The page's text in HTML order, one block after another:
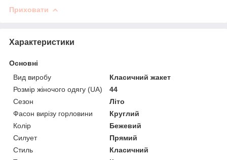
Приховати
Характеристики
Основні
Вид виробу
Класичний жакет
Розмір жіночого одягу (UA)
44
Сезон
Літо
Фасон вирізу горловини
Круглий
Колір
Бежевий
Силует
Прямий
Стиль
Класичний